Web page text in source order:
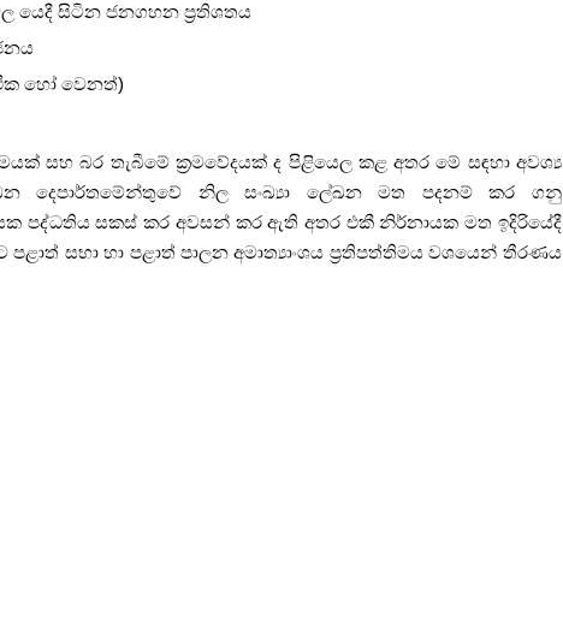
යෙදී සිටින ජනගහන ප්‍රතිශතය
හෝ වෙනත්)
සහ බර තැබීමේ ක්‍රමවේදයක් ද පිළියෙල කළ අතර මේ සඳහා අවශ්‍ය
දෙපාර්තමේන්තුවේ නිල සංඛ්‍යා ලේඛන මත පදනම් කර ගනු
පද්ධතිය සකස් කර අවසන් කර ඇති අතර එකී නිර්නායක මත ඉදිරියේදී
සභා හා පළාත් පාලන අමාත්‍යාංශය ප්‍රතිපත්තිමය වශයෙන් තීරණය